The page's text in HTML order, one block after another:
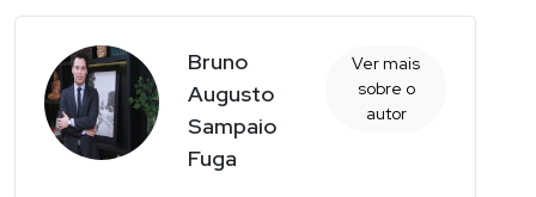
Bruno
Augusto
Sampaio
Fuga
Ver mais
sobre o
autor